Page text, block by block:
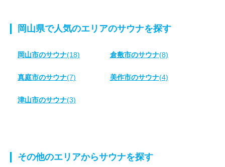
岡山県で人気のエリアのサウナを探す
岡山市のサウナ(18) 倉敷市のサウナ(8)
真庭市のサウナ(7) 美作市のサウナ(4)
津山市のサウナ(3)
その他のエリアからサウナを探す